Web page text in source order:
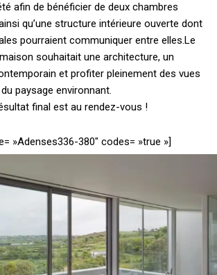
afin de bénéficier de deux chambres
qu’une structure intérieure ouverte dont
pourraient communiquer entre elles.Le
souhaitait une architecture, un
et profiter pleinement des vues
paysage environnant.
final est au rendez-vous !
»Adenses336-380″ codes= »true »]